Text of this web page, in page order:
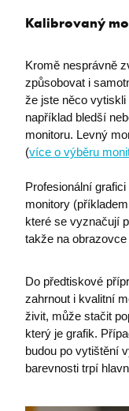
Kalibrovaný
Kromě nesprávně
způsobovat i
že jste něco
například bledší
monitoru. Levný
(více o výběru
Profesionální
monitory
které se vyznačují
takže na
Do předtiskové
zahrnout i kvalitní
živit, může stačit
který je grafik.
budou po vytištění
barevnosti trpí